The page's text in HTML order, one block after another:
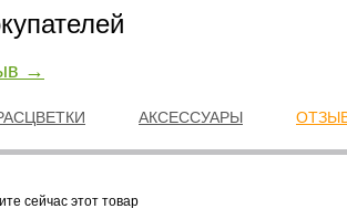
→
АКСЕССУАРЫ
сейчас этот товар